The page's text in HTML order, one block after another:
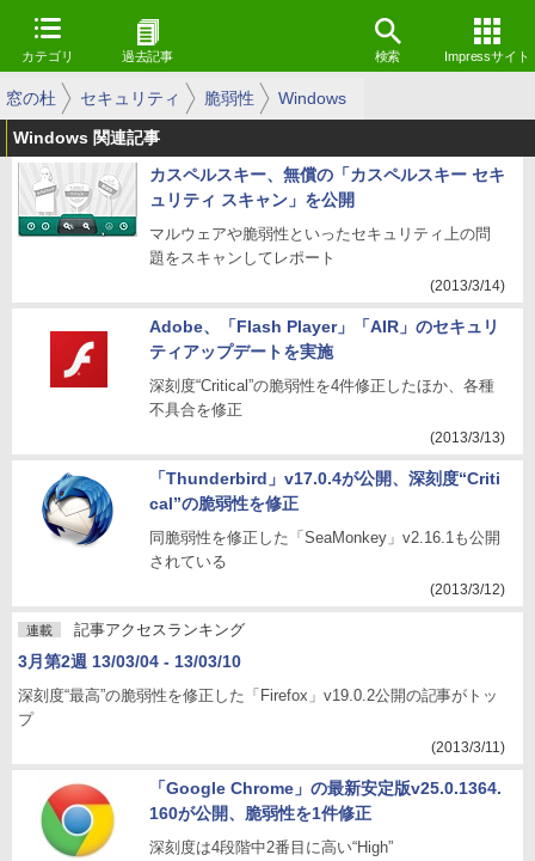
カテゴリ 過去記事 検索 Impressサイト
窓の杜 セキュリティ 脆弱性 Windows
Windows 関連記事
カスペルスキー、無償の「カスペルスキー セキ
ュリティ スキャン」を公開
マルウェアや脆弱性といったセキュリティ上の問
題をスキャンしてレポート
(2013/3/14)
Adobe、「Flash Player」「AIR」のセキュリ
ティアップデートを実施
深刻度“Critical”の脆弱性を4件修正したほか、各種
不具合を修正
(2013/3/13)
「Thunderbird」v17.0.4が公開、深刻度“Criti
cal”の脆弱性を修正
同脆弱性を修正した「SeaMonkey」v2.16.1も公開
されている
(2013/3/12)
連載 記事アクセスランキング
3月第2週 13/03/04 - 13/03/10
深刻度“最高”の脆弱性を修正した「Firefox」v19.0.2公開の記事がトッ
プ
(2013/3/11)
「Google Chrome」の最新安定版v25.0.1364.
160が公開、脆弱性を1件修正
深刻度は4段階中2番目に高い“High”